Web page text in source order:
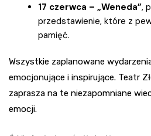
17 czerwca – „Weneda”,
przedstawienie, które z
pamięć.
Wszystkie zaplanowane
emocjonujące i inspirujące. Teatr
zaprasza na te niezapomniane
emocji.